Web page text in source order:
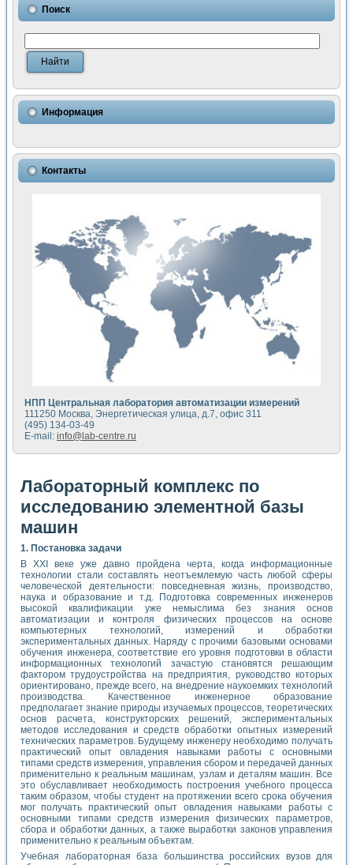
Поиск
Информация
Контакты
НПП Центральная лаборатория автоматизации измерений
111250 Москва, Энергетическая улица, д.7, офис 311
(495) 134-03-49
E-mail: info@lab-centre.ru
Лабораторный комплекс по
исследованию элементной базы
машин
1. Постановка задачи
В XXI веке уже давно пройдена черта, когда информационные
технологии стали составлять неотъемлемую часть любой сферы
человеческой деятельности: повседневная жизнь, производство,
наука и образование и т.д. Подготовка современных инженеров
высокой квалификации уже немыслима без знания основ
автоматизации и контроля физических процессов на основе
компьютерных технологий, измерений и обработки
экспериментальных данных. Наряду с прочими базовыми основами
обучения инженера, соответствие его уровня подготовки в области
информационных технологий зачастую становятся решающим
фактором трудоустройства на предприятия, руководство которых
ориентировано, прежде всего, на внедрение наукоемких технологий
производства. Качественное инженерное образование
предполагает знание природы изучаемых процессов, теоретических
основ расчета, конструкторских решений, экспериментальных
методов исследования и средств обработки опытных измерений
технических параметров. Будущему инженеру необходимо получать
практический опыт овладения навыками работы с основными
типами средств измерения, управления сбором и передачей данных
применительно к реальным машинам, узлам и деталям машин. Все
это обуславливает необходимость построения учебного процесса
таким образом, чтобы студент на протяжении всего срока обучения
мог получать практический опыт овладения навыками работы с
основными типами средств измерения физических параметров,
сбора и обработки данных, а также выработки законов управления
применительно к реальным объектам.
Учебная лабораторная база большинства российских вузов для